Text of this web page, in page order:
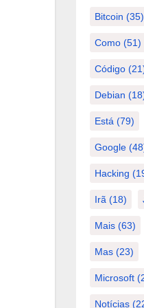
Bitcoin (35)
Como(51)
Código
Debian
Está (79)
Google
Hacking
Irã (18)
Mais(63)
Mas(23)
Microsoft
Notícias